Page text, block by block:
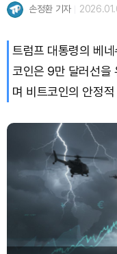
손정환 기자
트럼프 대통령의 베
코인은 9만 달러선을
며 비트코인의 안정